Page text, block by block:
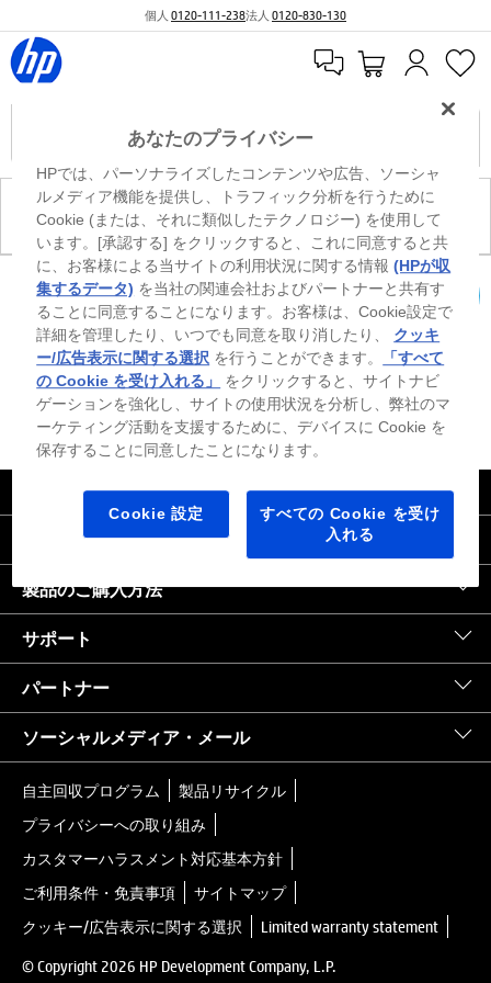
個人 0120-111-238法人 0120-830-130
現在、このカテゴリには商品がありません。
カートを確認
※ Windowsのすべてのエディションまたはバージョンで、すべての機能を使用でき
るわけではありません。Windowsの機能を最大限に活用するには、システムのハ
ードウェア、ドライバー、ソフトウェアのアップグレードおよび/または別途購
入、あるいはBIOSのアップデートが必要になる場合があります。Windowsは自動
的にアップデートされ、有効になります。高速インターネットとMicrosoftアカウ
ントが必要になります。ISPの料金が適用され、今後アップデートの際に要件が追
加される場合があります。http://www.windows.com 外部リンクアイコンをご覧く
ださい。
｜United States HP.com
会社情報
製品のご購入方法
サポート
パートナー
ソーシャルメディア・メール
自主回収プログラム
製品リサイクル
プライバシーへの取り組み
カスタマーハラスメント対応基本方針
ご利用条件・免責事項
サイトマップ
クッキー/広告表示に関する選択
Limited warranty statement
© Copyright 2026 HP Development Company, L.P.
あなたのプライバシー
HPでは、パーソナライズしたコンテンツや広告、ソーシャ
ルメディア機能を提供し、トラフィック分析を行うために
Cookie (または、それに類似したテクノロジー) を使用して
います。[承認する] をクリックすると、これに同意すると共
に、お客様による当サイトの利用状況に関する情報(HPが収
集するデータ) を当社の関連会社およびパートナーと共有す
ることに同意することになります。お客様は、Cookie設定で
詳細を管理したり、いつでも同意を取り消したり、 クッキ
ー/広告表示に関する選択 を行うことができます。
「すべて
の Cookie を受け入れる」
をクリックすると、サイトナビ
ゲーションを強化し、サイトの使用状況を分析し、弊社のマ
ーケティング活動を支援するために、デバイスに Cookie を
保存することに同意したことになります。
Cookie 設定
すべての Cookie を受け
入れる